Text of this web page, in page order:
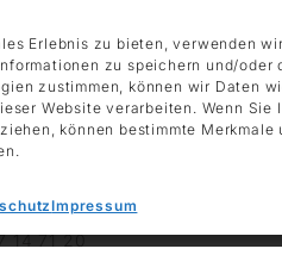
Erlebnis zu bieten, verwenden
zu speichern und/oder
zustimmen, können wir Daten
Website verarbeiten. Wenn Sie
können bestimmte Merkmale
Impressum
Freitag 9:00 – 18:00 Uhr
– 14:00 Uhr
14 71 0
14 71 20